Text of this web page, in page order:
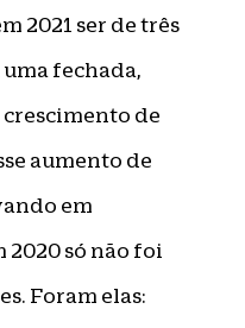
2021 ser de três
fechada,
de
aumento de
em
2020 só não foi
Foram elas: